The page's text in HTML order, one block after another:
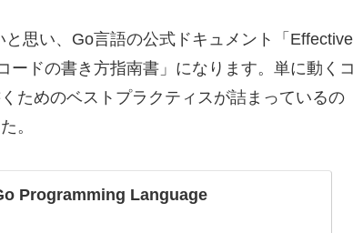
思い、Go言語の公式ドキュメント「Effective
ドの書き方指南書」になります。単に動くコ
ためのベストプラクティスが詰まっているの
。
Programming Language